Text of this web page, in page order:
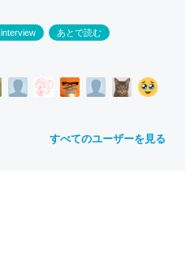
interview あとで読む
すべてのユーザーを見る